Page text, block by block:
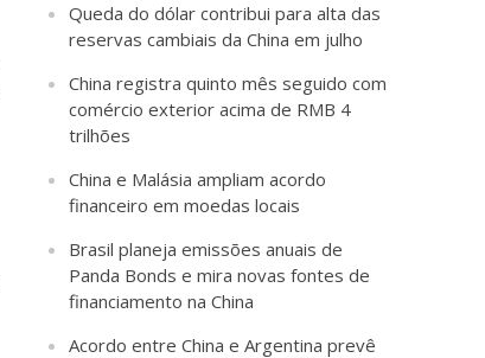
Queda do dólar contribui para alta das
reservas cambiais da China em julho
China registra quinto mês seguido com
comércio exterior acima de RMB 4
trilhões
China e Malásia ampliam acordo
financeiro em moedas locais
Brasil planeja emissões anuais de
Panda Bonds e mira novas fontes de
financiamento na China
Acordo entre China e Argentina prevê